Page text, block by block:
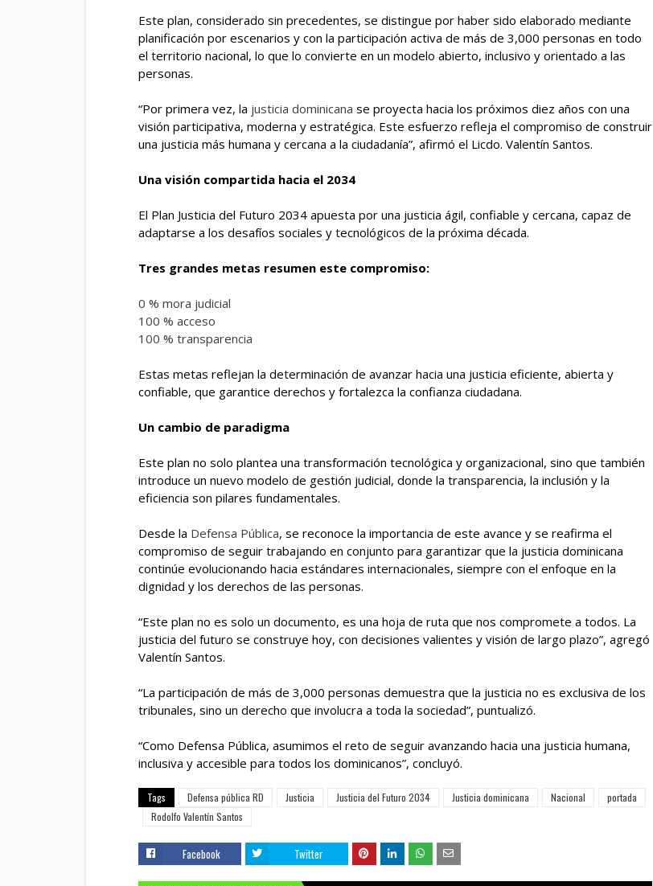
Este plan, considerado sin precedentes, se distingue por haber sido elaborado mediante
planificación por escenarios y con la participación activa de más de 3,000 personas en todo
el territorio nacional, lo que lo convierte en un modelo abierto, inclusivo y orientado a las
personas.
“Por primera vez, la justicia dominicana se proyecta hacia los próximos diez años con una
visión participativa, moderna y estratégica. Este esfuerzo refleja el compromiso de construir
una justicia más humana y cercana a la ciudadanía”, afirmó el Licdo. Valentín Santos.
Una visión compartida hacia el 2034
El Plan Justicia del Futuro 2034 apuesta por una justicia ágil, confiable y cercana, capaz de
adaptarse a los desafíos sociales y tecnológicos de la próxima década.
Tres grandes metas resumen este compromiso:
0 % mora judicial
100 % acceso
100 % transparencia
Estas metas reflejan la determinación de avanzar hacia una justicia eficiente, abierta y
confiable, que garantice derechos y fortalezca la confianza ciudadana.
Un cambio de paradigma
Este plan no solo plantea una transformación tecnológica y organizacional, sino que también
introduce un nuevo modelo de gestión judicial, donde la transparencia, la inclusión y la
eficiencia son pilares fundamentales.
Desde la Defensa Pública, se reconoce la importancia de este avance y se reafirma el
compromiso de seguir trabajando en conjunto para garantizar que la justicia dominicana
continúe evolucionando hacia estándares internacionales, siempre con el enfoque en la
dignidad y los derechos de las personas.
“Este plan no es solo un documento, es una hoja de ruta que nos compromete a todos. La
justicia del futuro se construye hoy, con decisiones valientes y visión de largo plazo”, agregó
Valentín Santos.
“La participación de más de 3,000 personas demuestra que la justicia no es exclusiva de los
tribunales, sino un derecho que involucra a toda la sociedad”, puntualizó.
“Como Defensa Pública, asumimos el reto de seguir avanzando hacia una justicia humana,
inclusiva y accesible para todos los dominicanos”, concluyó.
Tags Defensa pública RD Justicia Justicia del Futuro 2034 Justicia dominicana Nacional
portada
Rodolfo Valentín Santos
Facebook Twitter